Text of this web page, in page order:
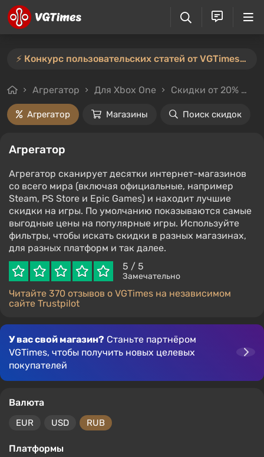
⚡️ Конкурс пользовательских статей от VGTimes продлён — участвуйте тут ⚡️
Агрегатор Для Xbox One Скидки от 20%
Агрегатор Магазины Поиск скидок
Агрегатор
Агрегатор сканирует десятки интернет-магазинов
со всего мира (включая официальные, например
Steam, PS Store и Epic Games) и находит лучшие
скидки на игры. По умолчанию показываются самые
выгодные цены на популярные игры. Используйте
фильтры, чтобы искать скидки в разных магазинах,
для разных платформ и так далее.
5 / 5
Замечательно
Читайте 370 отзывов о VGTimes на независимом
сайте Trustpilot
У вас свой магазин? Станьте партнёром
VGTimes, чтобы получить новых целевых
покупателей
Валюта
EUR USD RUB
Платформы